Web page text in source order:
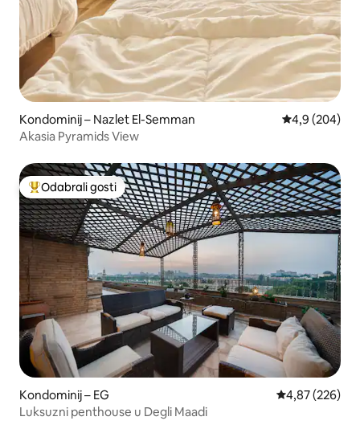
Kondominij – Nazlet El-Semman Prosječna
4,9 (204)
Akasia Pyramids View
Među najviše rangiranima s oznakom „Odabrali gosti”
Odabrali gosti
Kondominij – EG Prosječna
4,87 (226)
Luksuzni penthouse u Degli Maadi